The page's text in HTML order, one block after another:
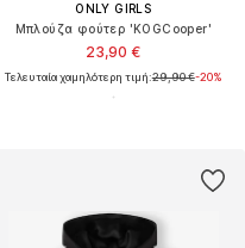
ONLY GIRLS
Μπλούζα φούτερ 'KOGCooper'
23,90 €
Τελευταία χαμηλότερη τιμή:29,90 €-20%